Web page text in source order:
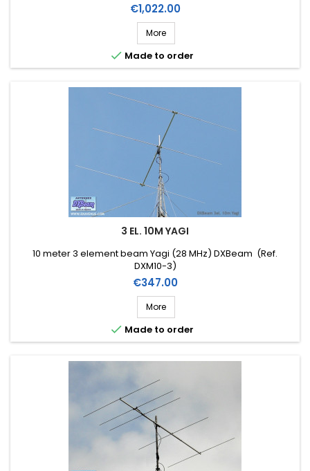
Price
€1,022.00
More
 Made to order
3 EL. 10M YAGI
10 meter 3 element beam Yagi (28 MHz) DXBeam (Ref.
DXM10-3)
Price
€347.00
More
 Made to order